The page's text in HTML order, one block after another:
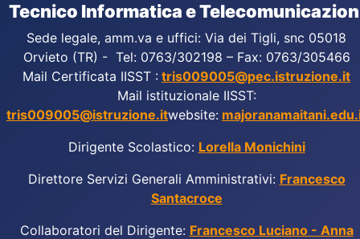
Tecnico Informatica e
Sede legale, amm.va e uffici: Via dei Tigli, snc 05018
Orvieto (TR) - Tel: 0763/302198 – Fax: 0763/305466
Mail Certificata IISST : tris009005@pec.istruzione.it
Mail istituzionale IISST:
tris009005@istruzione.itwebsite:
Dirigente Scolastico: Lorella Monichini
Direttore Servizi Generali Amministrativi: Francesco
Santacroce
Collaboratori del Dirigente: Francesco Luciano - Anna